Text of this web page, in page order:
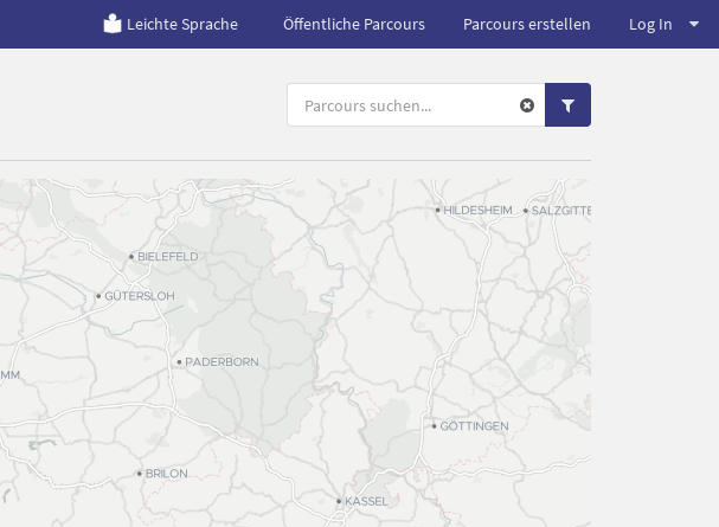
Leichte Sprache Öffentliche Parcours Parcours erstellen Log In